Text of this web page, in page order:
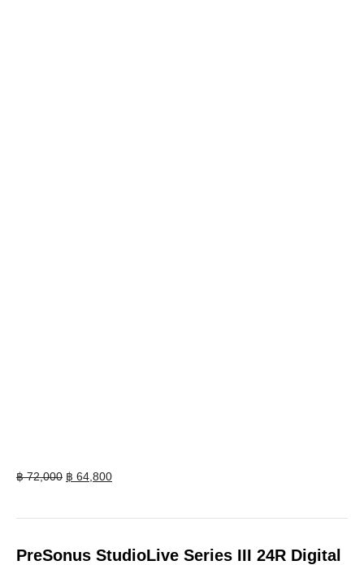
฿72,000 Original
฿ 64,800Current
PreSonus StudioLive Series III 24R Digital